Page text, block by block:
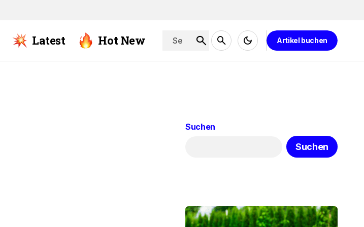
Latest Hot New Artikel buchen
Suchen
Suchen